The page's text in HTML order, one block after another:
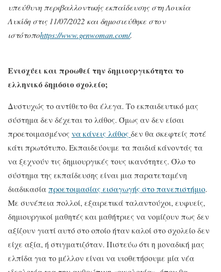
υπεύθυνη περιβαλλοντικής εκπαίδευσης στη Λουκία
Λυκίδη στις 11/07/2022 και δημοσιεύθηκε στον
ιστότοποhttps://www.genwoman.com/.
Ενισχύει και προωθεί την δημιουργικότητα το
ελληνικό δημόσιο σχολείο;
Δυστυχώς το αντίθετο θα έλεγα. Το εκπαιδευτικό μας
σύστημα δεν δέχεται το λάθος. Όμως αν δεν είσαι
προετοιμασμένος να κάνεις λάθος δεν θα σκεφτείς ποτέ
κάτι πρωτότυπο. Εκπαιδεύουμε τα παιδιά κάνοντάς τα
να ξεχνούν τις δημιουργικές τους ικανότητες. Όλο το
σύστημα της εκπαίδευσης είναι μια παρατεταμένη
διαδικασίαπροετοιμασίας εισαγωγής στο πανεπιστήμιο.
Με συνέπεια πολλοί, εξαιρετικά ταλαντούχοι, ευφυείς,
δημιουργικοί μαθητές και μαθήτριες να νομίζουν πως δεν
αξίζουν γιατί αυτό στο οποίο ήταν καλοί στο σχολείο δεν
είχε αξία, ή στιγματιζόταν. Πιστεύω ότι η μοναδική μας
ελπίδα για το μέλλον είναι να υιοθετήσουμε μία νέα